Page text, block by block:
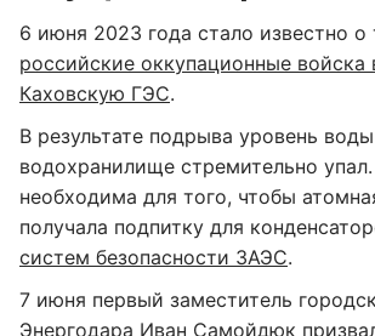
6 июня 2023 года стало известно о
российские оккупационные войска
Каховскую ГЭС.
В результате подрыва уровень
водохранилище стремительно
необходима для того, чтобы
получала подпитку для
систем безопасности ЗАЭС.
7 июня первый заместитель
Энергодара Иван Самойдюк